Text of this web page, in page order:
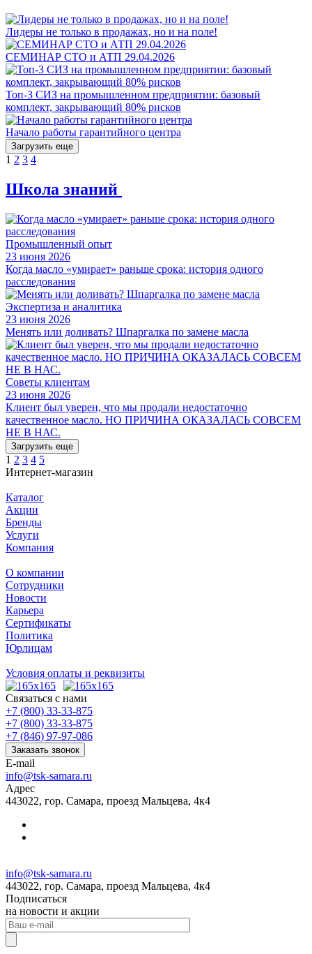
Лидеры не только в продажах, но и на поле!
СЕМИНАР СТО и АТП 29.04.2026
Топ-3 СИЗ на промышленном предприятии: базовый
комплект, закрывающий 80% рисков
Начало работы гарантийного центра
Загрузить еще
1 2 3 4
Школа знаний
Промышленный опыт
23 июня 2026
Когда масло «умирает» раньше срока: история одного
расследования
Экспертиза и аналитика
23 июня 2026
Менять или доливать? Шпаргалка по замене масла
Советы клиентам
23 июня 2026
Клиент был уверен, что мы продали недостаточно
качественное масло. НО ПРИЧИНА ОКАЗАЛАСЬ СОВСЕМ
НЕ В НАС.
Загрузить еще
1 2 3 4 5
Интернет-магазин
Каталог
Акции
Бренды
Услуги
Компания
О компании
Сотрудники
Новости
Карьера
Сертификаты
Политика
Юрлицам
Условия оплаты и реквизиты
Связаться с нами
+7 (800) 33-33-875
+7 (800) 33-33-875
+7 (846) 97-97-086
Заказать звонок
E-mail
info@tsk-samara.ru
Адрес
443022, гор. Самара, проезд Мальцева, 4к4
info@tsk-samara.ru
443022, гор. Самара, проезд Мальцева, 4к4
Подписаться
на новости и акции